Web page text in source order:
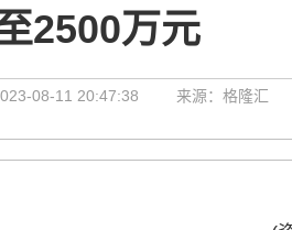
2500万元
08-11 20:47:38 来源：格隆汇